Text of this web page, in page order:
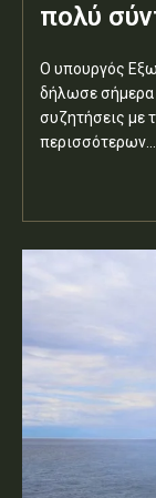
πολύ
Ο υπουργός
δήλωσε σήμερα
συζητήσεις με
περισσότερων...